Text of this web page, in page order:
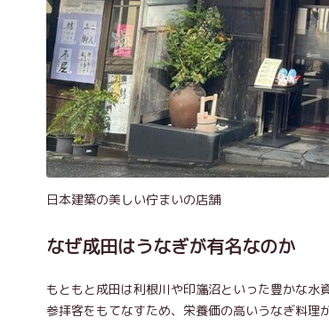
日本建築の美しい佇まいの店舗
なぜ成田はうなぎが有名なのか
もともと成田は利根川や印旛沼といった豊かな
参拝客をもてなすため、栄養価の高いうなぎ料理